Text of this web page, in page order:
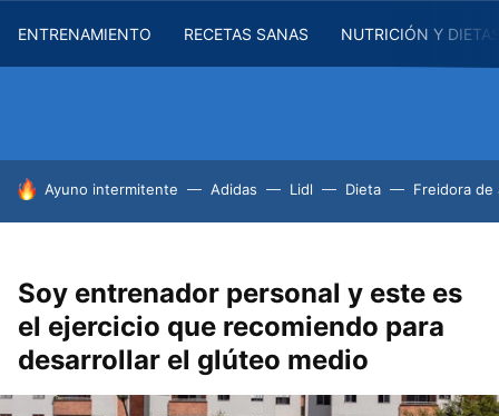
ENTRENAMIENTO RECETAS SANAS NUTRICIÓN Y
HOY SE HABLA DE
Ayuno intermitente Adidas Lidl Dieta Freidora de
Soy entrenador personal y este es
el ejercicio que recomiendo para
desarrollar el glúteo medio